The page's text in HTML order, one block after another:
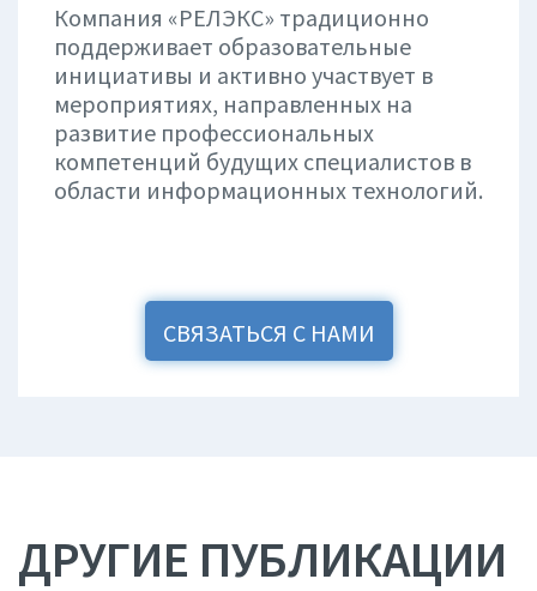
Компания «РЕЛЭКС» традиционно
поддерживает образовательные
инициативы и активно участвует в
мероприятиях, направленных на
развитие профессиональных
компетенций будущих специалистов в
области информационных технологий.
СВЯЗАТЬСЯ С НАМИ
ДРУГИЕ ПУБЛИКАЦИИ